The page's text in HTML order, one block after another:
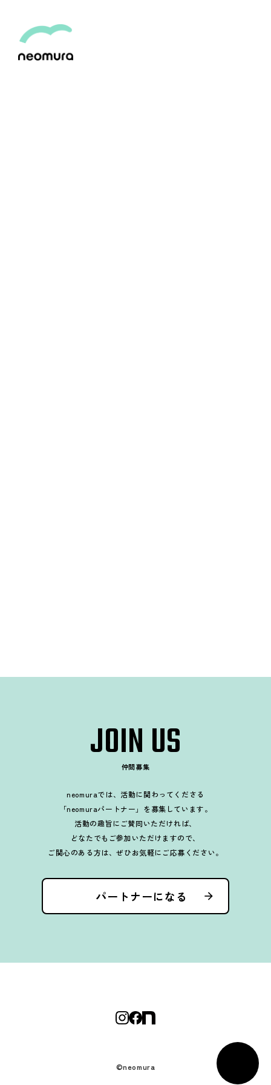
JOIN US
仲間募集
neomuraでは、活動に関わってくださる
「neomuraパートナー」を募集しています。
活動の趣旨にご賛同いただければ、
どなたでもご参加いただけますので、
ご関心のある方は、ぜひお気軽にご応募ください。
パートナーになる arrow_forward
©neomura